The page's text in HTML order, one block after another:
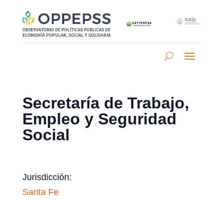
Secretaría de Trabajo,
Empleo y Seguridad
Social
Jurisdicción:
Santa Fe